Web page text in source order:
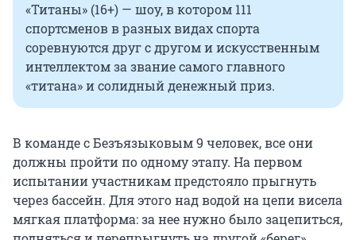
«Титаны» (16+) — шоу, в котором 111
спортсменов в разных видах спорта
соревнуются друг с другом и искусственным
интеллектом за звание самого главного
«титана» и солидный денежный приз.
В команде с Безъязыковым 9 человек, все они
должны пройти по одному этапу. На первом
испытании участникам предстояло прыгнуть
через бассейн. Для этого над водой на цепи висела
мягкая платформа: за нее нужно было зацепиться,